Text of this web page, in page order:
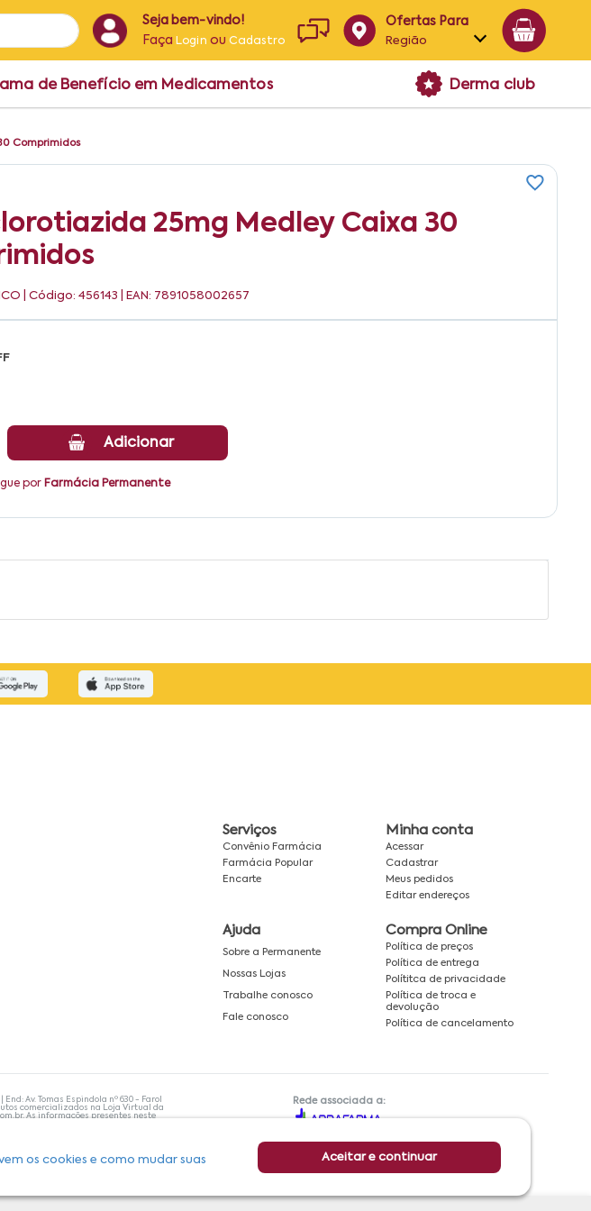
Seja bem-vindo!
Faça Login ouCadastro
Ofertas Para
Região
Alagoas
de Benefício em Medicamentos Derma club
Comprimidos
25mg Medley Caixa 30
| Código: 456143 | EAN: 7891058002657
Adicionar
por Farmácia Permanente
os cookies e como mudar suas
Aceitar e continuar
Serviços
Convênio Farmácia
Farmácia Popular
Encarte
Minha conta
Acessar
Cadastrar
Meus pedidos
Editar endereços
Ajuda
Sobre a Permanente
Nossas Lojas
Trabalhe conosco
Fale conosco
Compra Online
Política de preços
Política de entrega
Polítitca de privacidade
Política de troca e
devolução
Política de cancelamento
Av. Tomas Espindola nº 630 - Farol
comercializados na Loja Virtual da
. As informações presentes neste
o médico está capacitado para
Permanente trabalha com as
dos clientes são compromissos da
Rede associada a: